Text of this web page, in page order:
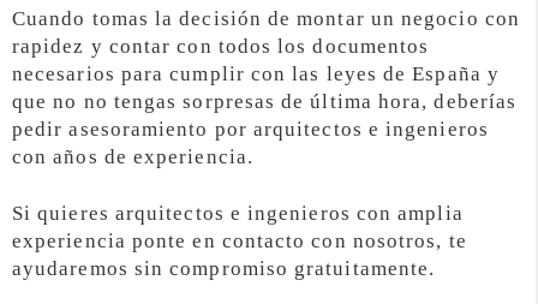
Cuando tomas la decisión de montar un negocio con
rapidez y contar con todos los documentos
necesarios para cumplir con las leyes de España y
que no no tengas sorpresas de última hora, deberías
pedir asesoramiento por arquitectos e ingenieros
con años de experiencia.
Si quieres arquitectos e ingenieros con amplia
experiencia ponte en contacto con nosotros, te
ayudaremos sin compromiso gratuitamente.